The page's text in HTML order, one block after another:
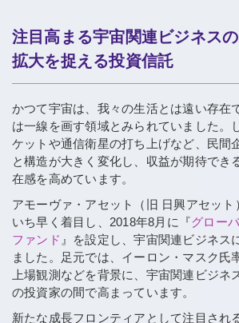
注目高まる宇宙関連ビジネスの
拡大を捉える投資信託
かつて宇宙は、我々の生活とは遠い存在
は一線を画す領域とみられていました。
ケットや通信衛星の打ち上げなど、民間
と構造が大きく変化し、収益が期待でき
在感を高めています。
アモーヴァ・アセット（旧 日興アセット
いち早く着目し、2018年8月に『グロー
ファンド 』を設定し、宇宙関連ビジネス
ました。足元では、イーロン・マスク氏
上場観測などを背景に、宇宙関連ビジネ
の投資家の間で高まっています。
新たな成長フロンティアとして注目され